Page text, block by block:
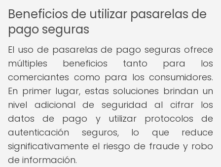
Beneficios de utilizar pasarelas de
pago seguras
El uso de pasarelas de pago seguras ofrece
múltiples beneficios tanto para los
comerciantes como para los consumidores.
En primer lugar, estas soluciones brindan un
nivel adicional de seguridad al cifrar los
datos de pago y utilizar protocolos de
autenticación seguros, lo que reduce
significativamente el riesgo de fraude y robo
de información.